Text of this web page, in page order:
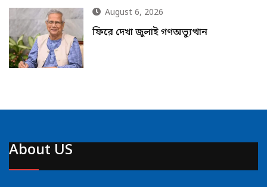
August 6, 2026
ফিরে দেখা জুলাই গণঅভ্যুত্থান
About US